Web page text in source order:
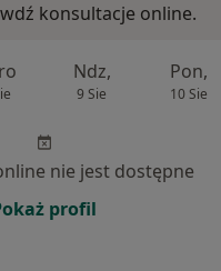
konsultacje online.
Ndz,
9 Sie
Pon,
10 Sie
nie jest dostępne
profil